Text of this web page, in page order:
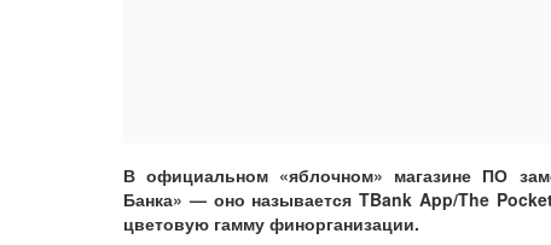
В официальном «яблочном» магазине ПО
Банка» — оно называется TBank App/The
цветовую гамму финорганизации.